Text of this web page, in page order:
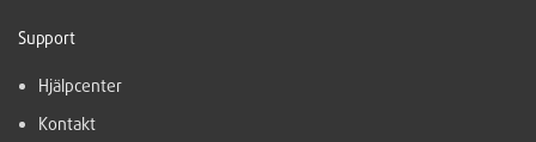
Support
Hjälpcenter
Kontakt